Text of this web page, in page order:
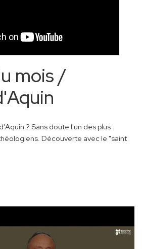
mois /
? Sans doute l'un des plus
Découverte avec le "saint